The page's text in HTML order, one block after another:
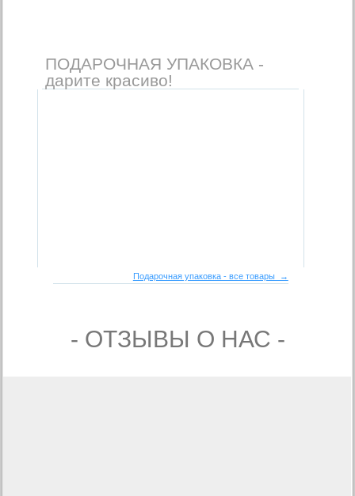
ПОДАРОЧНАЯ УПАКОВКА -
дарите красиво!
Подарочная упаковка - все товары →
- ОТЗЫВЫ О НАС -